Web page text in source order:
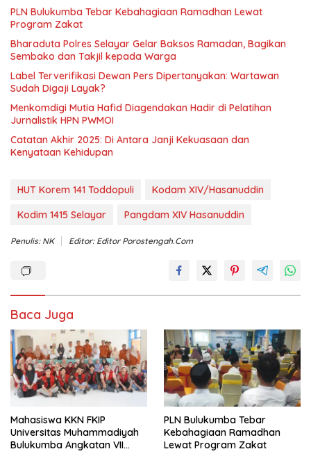
PLN Bulukumba Tebar Kebahagiaan Ramadhan Lewat
Program Zakat
Bharaduta Polres Selayar Gelar Baksos Ramadan, Bagikan
Sembako dan Takjil kepada Warga
Label Terverifikasi Dewan Pers Dipertanyakan: Wartawan
Sudah Digaji Layak?
Menkomdigi Mutia Hafid Diagendakan Hadir di Pelatihan
Jurnalistik HPN PWMOI
‎Catatan Akhir 2025: Di Antara Janji Kekuasaan dan
Kenyataan Kehidupan
HUT Korem 141 Toddopuli
Kodam XIV/Hasanuddin
Kodim 1415 Selayar
Pangdam XIV Hasanuddin
Penulis: NK Editor: Editor Porostengah.com
Baca Juga
Mahasiswa KKN FKIP
Universitas Muhammadiyah
Bulukumba Angkatan VII
PLN Bulukumba Tebar
Kebahagiaan Ramadhan
Lewat Program Zakat